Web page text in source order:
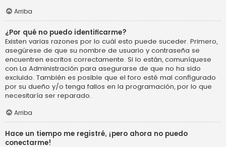
Arriba
¿Por qué no puedo identificarme?
Existen varias razones por lo cuál esto puede suceder. Primero,
asegúrese de que su nombre de usuario y contraseña se
encuentren escritos correctamente. Si lo están, comuníquese
con La Administración para asegurarse de que no ha sido
excluido. También es posible que el foro esté mal configurado
por su dueño y/o tenga fallos en la programación, por lo que
necesitaría ser reparado.
Arriba
Hace un tiempo me registré, ¡pero ahora no puedo
conectarme!